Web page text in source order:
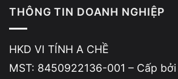
THÔNG TIN DOANH NGHIỆP
HKD VI TÍNH A CHỀ
MST: 8450922136-001 – Cấp bởi